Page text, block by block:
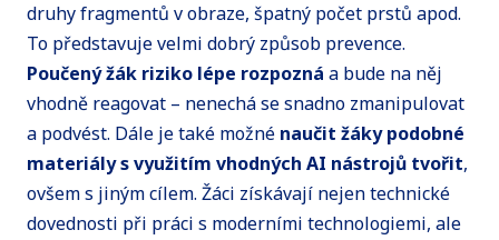
druhy fragmentů v obraze, špatný počet prstů apod.
To představuje velmi dobrý způsob prevence.
Poučený žák riziko lépe rozpozná a bude na něj
vhodně reagovat – nenechá se snadno zmanipulovat
a podvést. Dále je také možné naučit žáky podobné
materiály s využitím vhodných AI nástrojů tvořit,
ovšem s jiným cílem. Žáci získávají nejen technické
dovednosti při práci s moderními technologiemi, ale